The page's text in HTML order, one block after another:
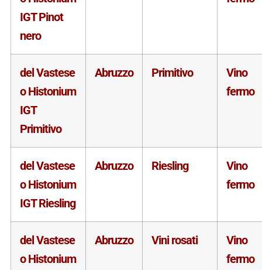
IGT Pinot
nero
del Vastese
o Histonium
IGT
Primitivo
Abruzzo Primitivo
Vino
fermo
del Vastese
o Histonium
IGT Riesling
Abruzzo Riesling
Vino
fermo
del Vastese
o Histonium
Abruzzo Vini rosati
Vino
fermo